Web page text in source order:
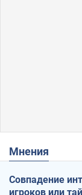
Мнения
Совпадение
игроков или